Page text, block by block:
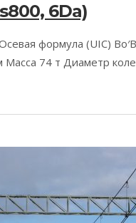
6Da)
формула (UIC)
74 т Диаметр